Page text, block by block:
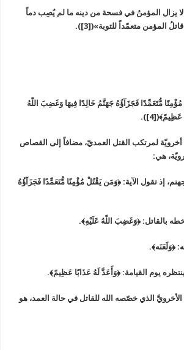
يزال المؤمنُ في فسحة من دينه ما لم يُصِب دماً
المؤمن متعمّداً للتوبة»([3]).
مُّتَعَمِّدًا فَجَزَآؤُهُ جَهَنَّمُ خَالِدًا فِيهَا وَغَضِبَ اللّهُ
أخرويّة لمرتكب القتل العمديّ، مضافاً إلى القصاص
هي:
جهنم، إذ تقول الآية: ﴿وَمَن يَقْتُلْ مُؤْمِنًا مُّتَعَمِّدًا فَجَزَآؤُهُ
الذي خصّصه الله للقاتل في حالة العمد، هو